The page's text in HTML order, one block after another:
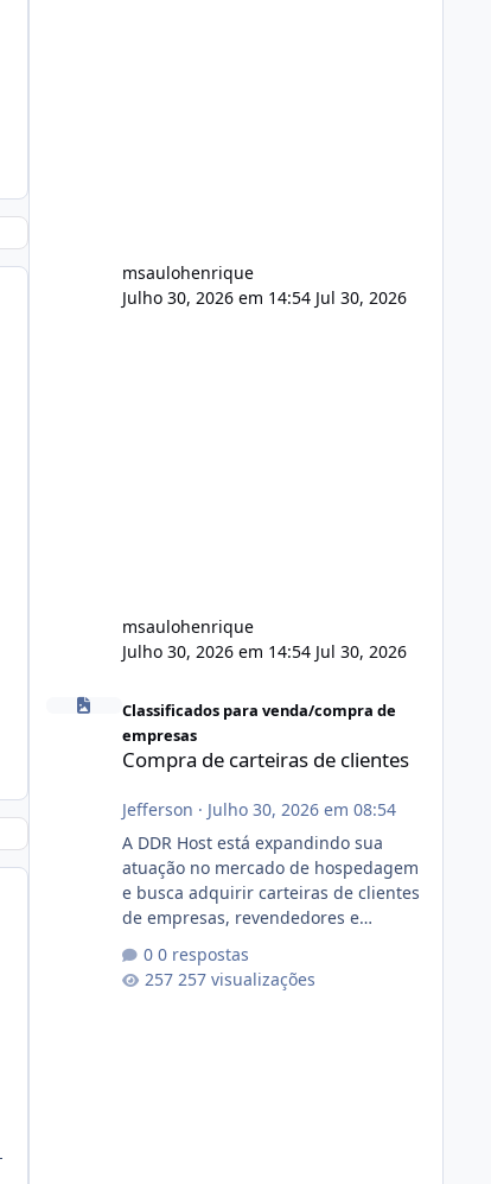
msaulohenrique
Julho 30, 2026 em 14:54 Jul 30, 2026
msaulohenrique
Julho 30, 2026 em 14:54 Jul 30, 2026
Compra de carteiras de clientes
Classificados para venda/compra de
empresas
Compra de carteiras de clientes
Jefferson · Julho 30, 2026 em 08:54
A DDR Host está expandindo sua
atuação no mercado de hospedagem
e busca adquirir carteiras de clientes
de empresas, revendedores e
suas atividades ou reduzir sua
operação. Se você possui clientes
0 respostas
257 visualizações